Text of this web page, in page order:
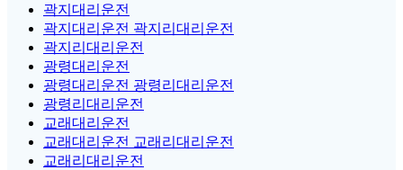
곽지대리운전
곽지대리운전 곽지리대리운전
곽지리대리운전
광령대리운전
광령대리운전 광령리대리운전
광령리대리운전
교래대리운전
교래대리운전 교래리대리운전
교래리대리운전